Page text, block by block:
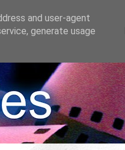
and user-agent
generate usage